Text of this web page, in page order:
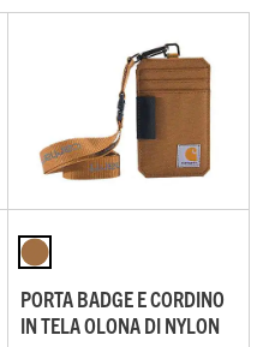
PORTA BADGE E CORDINO
IN TELA OLONA DI NYLON